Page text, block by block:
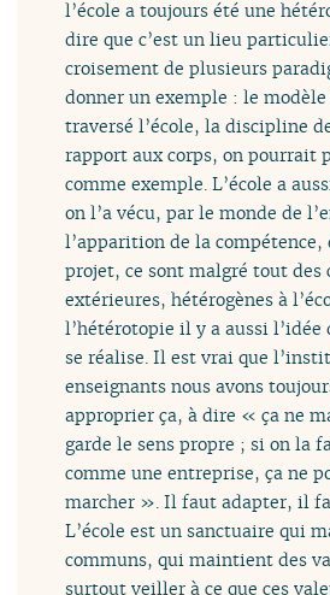
l’école a toujours été une
dire que c’est un lieu
croisement de plusieurs
donner un exemple : le modèle
traversé l’école, la discipline
rapport aux corps, on pourrait
comme exemple. L’école a
on l’a vécu, par le monde de
l’apparition de la compétence,
projet, ce sont malgré tout des
extérieures, hétérogènes à
l’hétérotopie il y a aussi l’idée
se réalise. Il est vrai que
enseignants nous avons
approprier ça, à dire « ça ne
garde le sens propre ; si on la
comme une entreprise, ça ne
marcher ». Il faut adapter, il
L’école est un sanctuaire qui
communs, qui maintient des
surtout veiller à ce que ces